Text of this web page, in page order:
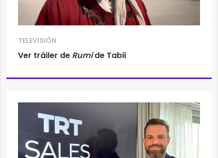
TELEVISIÓN
Ver tráiler de Rumide Tabii